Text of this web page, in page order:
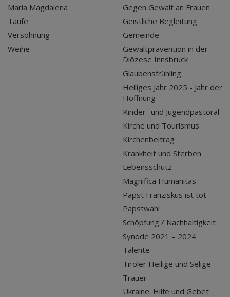
Maria Magdalena
Taufe
Versöhnung
Weihe
Gegen Gewalt an Frauen
Geistliche Begleitung
Gemeinde
Gewaltprävention in der
Diözese Innsbruck
Glaubensfrühling
Heiliges Jahr 2025 - Jahr der
Hoffnung
Kinder- und Jugendpastoral
Kirche und Tourismus
Kirchenbeitrag
Krankheit und Sterben
Lebensschutz
Magnifica Humanitas
Papst Franziskus ist tot
Papstwahl
Schöpfung / Nachhaltigkeit
Synode 2021 – 2024
Talente
Tiroler Heilige und Selige
Trauer
Ukraine: Hilfe und Gebet